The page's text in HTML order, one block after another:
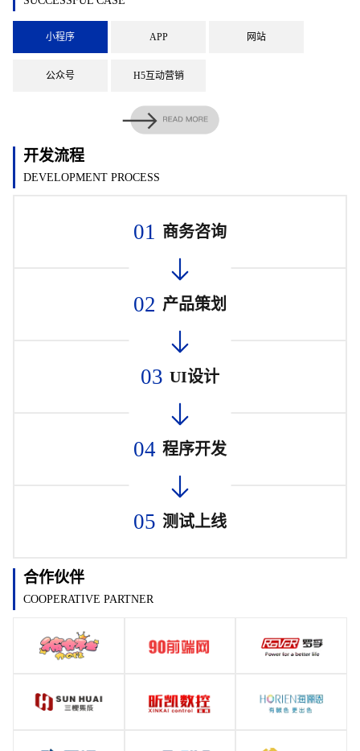
小程序 APP 网站
公众号 H5互动营销
开发流程
DEVELOPMENT PROCESS
01 商务咨询
02 产品策划
03 UI设计
04 程序开发
05 测试上线
合作伙伴
COOPERATIVE PARTNER